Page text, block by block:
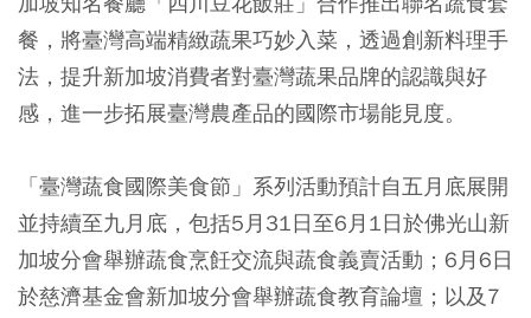
餐，將臺灣高端精緻蔬果巧妙入菜，透過創新料理手
法，提升新加坡消費者對臺灣蔬果品牌的認識與好
感，進一步拓展臺灣農產品的國際市場能見度。
「臺灣蔬食國際美食節」系列活動預計自五月底展開
並持續至九月底，包括5月31日至6月1日於佛光山新
加坡分會舉辦蔬食烹飪交流與蔬食義賣活動；6月6日
於慈濟基金會新加坡分會舉辦蔬食教育論壇；以及7